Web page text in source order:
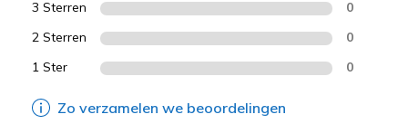
3 Sterren 0
2 Sterren 0
1 Ster 0
Zo verzamelen we beoordelingen